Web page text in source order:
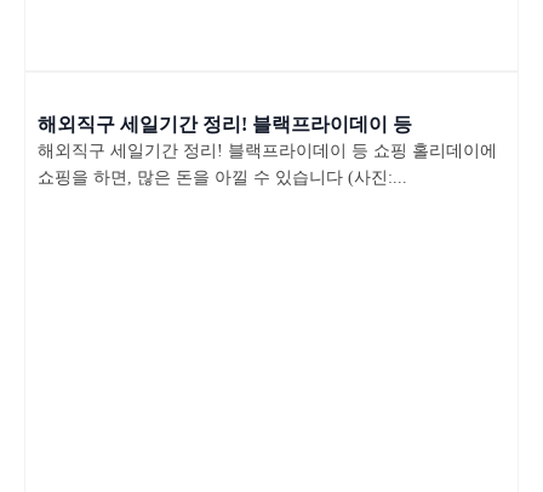
해외직구 세일기간 정리! 블랙프라이데이 등
해외직구 세일기간 정리! 블랙프라이데이 등 쇼핑 홀리데이에
쇼핑을 하면, 많은 돈을 아낄 수 있습니다 (사진:...